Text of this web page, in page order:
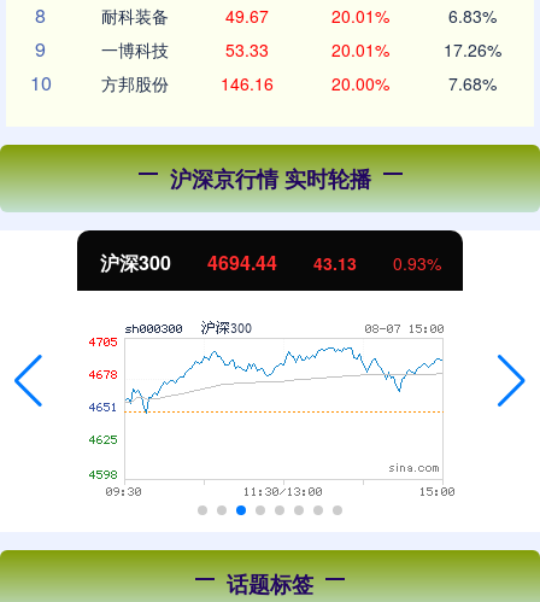
8 耐科装备 49.67 20.01% 6.83%
9 一博科技 53.33 20.01% 17.26%
10 方邦股份 146.16 20.00% 7.68%
沪深京行情 实时轮播
沪深300 4694.44 43.13 0.93%
话题标签